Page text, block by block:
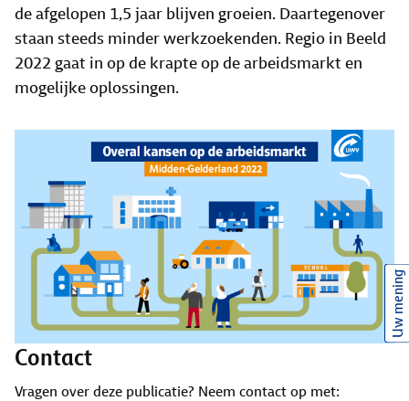
de afgelopen 1,5 jaar blijven groeien. Daartegenover
staan steeds minder werkzoekenden. Regio in Beeld
2022 gaat in op de krapte op de arbeidsmarkt en
mogelijke oplossingen.
Contact
Vragen over deze publicatie? Neem contact op met:
Uw mening